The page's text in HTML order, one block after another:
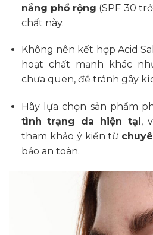
nắng phổ rộng (SPF 30
chất này.
Không nên kết hợp Acid
hoạt chất mạnh khác
chưa quen, để tránh gây
Hãy lựa chọn sản phẩm
tình trạng da hiện tại,
tham khảo ý kiến từ
bảo an toàn.